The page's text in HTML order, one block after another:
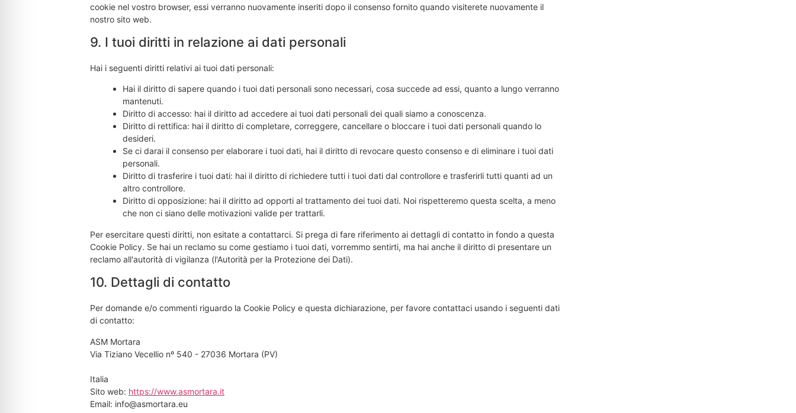
cookie nel vostro browser, essi verranno nuovamente inseriti dopo il consenso fornito quando visiterete nuovamente il
nostro sito web.
9. I tuoi diritti in relazione ai dati personali
Hai i seguenti diritti relativi ai tuoi dati personali:
Hai il diritto di sapere quando i tuoi dati personali sono necessari, cosa succede ad essi, quanto a lungo verranno
mantenuti.
Diritto di accesso: hai il diritto ad accedere ai tuoi dati personali dei quali siamo a conoscenza.
Diritto di rettifica: hai il diritto di completare, correggere, cancellare o bloccare i tuoi dati personali quando lo
desideri.
Se ci darai il consenso per elaborare i tuoi dati, hai il diritto di revocare questo consenso e di eliminare i tuoi dati
personali.
Diritto di trasferire i tuoi dati: hai il diritto di richiedere tutti i tuoi dati dal controllore e trasferirli tutti quanti ad un
altro controllore.
Diritto di opposizione: hai il diritto ad opporti al trattamento dei tuoi dati. Noi rispetteremo questa scelta, a meno
che non ci siano delle motivazioni valide per trattarli.
Per esercitare questi diritti, non esitate a contattarci. Si prega di fare riferimento ai dettagli di contatto in fondo a questa
Cookie Policy. Se hai un reclamo su come gestiamo i tuoi dati, vorremmo sentirti, ma hai anche il diritto di presentare un
reclamo all'autorità di vigilanza (l'Autorità per la Protezione dei Dati).
10. Dettagli di contatto
Per domande e/o commenti riguardo la Cookie Policy e questa dichiarazione, per favore contattaci usando i seguenti dati
di contatto:
ASM Mortara
Via Tiziano Vecellio nº 540 - 27036 Mortara (PV)
Italia
Sito web: https://www.asmortara.it
Email: info@asmortara.eu